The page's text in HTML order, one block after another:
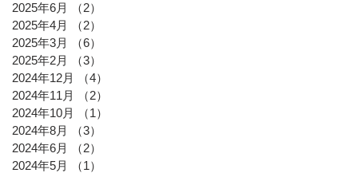
2025年6月
（2）
2025年4月
（2）
2025年3月
（6）
2025年2月
（3）
2024年12月
（4）
2024年11月
（2）
2024年10月
（1）
2024年8月
（3）
2024年6月
（2）
2024年5月
（1）